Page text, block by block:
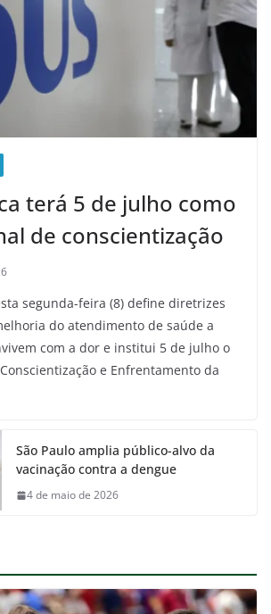
terá 5 de julho como
de conscientização
segunda-feira (8) define diretrizes
do atendimento de saúde a
com a dor e institui 5 de julho o
e Enfrentamento da
São Paulo amplia público-alvo da
vacinação contra a dengue
4 de maio de 2026